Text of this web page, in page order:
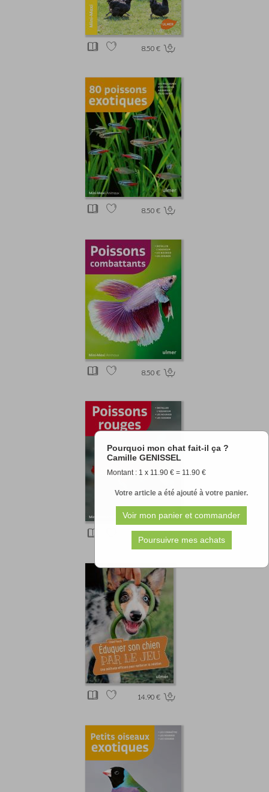
Pourquoi mon chat fait-il ça ?
Camille GENISSEL
Montant : 1 x 11.90 € = 11.90 €
Votre article a été ajouté à votre panier.
8.50 €
8.50 €
8.50 €
14.90 €